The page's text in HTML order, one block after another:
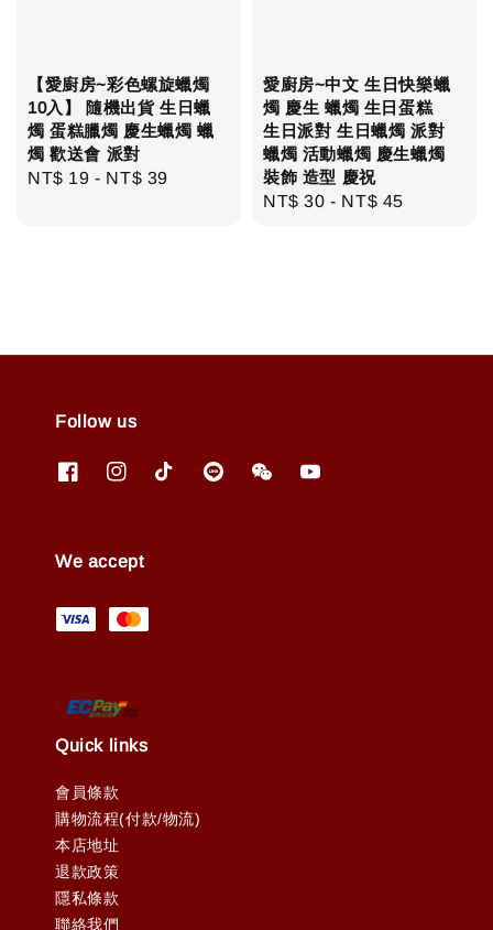
【愛廚房~彩色螺旋蠟燭
10入】 隨機出貨 生日蠟
燭 蛋糕臘燭 慶生蠟燭 蠟
燭 歡送會 派對
Regular
NT$ 19 - NT$ 39
愛廚房~中文 生日快樂蠟
燭 慶生 蠟燭 生日蛋糕
生日派對 生日蠟燭 派對
蠟燭 活動蠟燭 慶生蠟燭
裝飾 造型 慶祝
Regular
NT$ 30 - NT$ 45
Follow us
We accept
Quick links
會員條款
購物流程(付款/物流)
本店地址
退款政策
隱私條款
聯絡我們